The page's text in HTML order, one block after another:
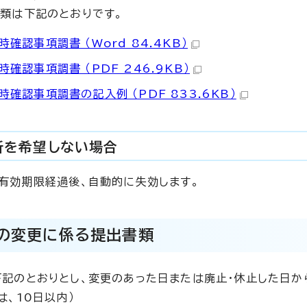
は下記のとおりです。
確認事項調書 （Word 84.4KB）
確認事項調書 （PDF 246.9KB）
確認事項調書の記入例 （PDF 833.6KB）
希望しない場合
効期限経過後、自動的に失効します。
変更に係る提出書類
のとおりとし、変更のあった日または廃止・休止した日
、10日以内）